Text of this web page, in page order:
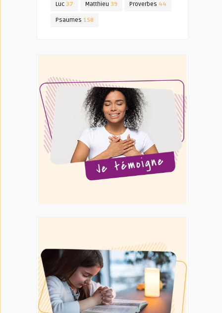
Luc 37 Matthieu 39 Proverbes 44
Psaumes 158